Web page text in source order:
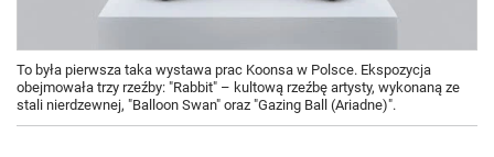
To była pierwsza taka wystawa prac Koonsa w Polsce. Ekspozycja
obejmowała trzy rzeźby: "Rabbit" – kultową rzeźbę artysty, wykonaną ze
stali nierdzewnej, "Balloon Swan" oraz "Gazing Ball (Ariadne)".